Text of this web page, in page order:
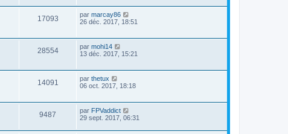
17093 par marcay86
26 déc. 2017, 18:51
28554 par mohi14
13 déc. 2017, 15:21
14091 par thetux
06 oct. 2017, 18:18
9487 par FPVaddict
29 sept. 2017, 06:31